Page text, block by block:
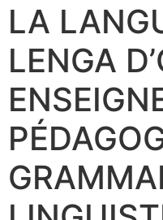
LA
LENGA